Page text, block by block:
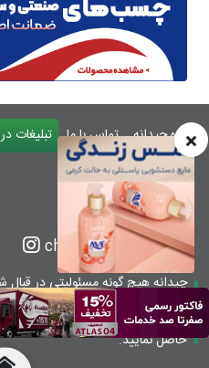
درباره چیدانه تماس با ما تبلیغات
ورود
chidaneh
چیدانه هیچ گونه مسئولیتی در
معرفی شده ندارد.
قبل از اقدام به خرید کالا یا خدمات
حاصل نمایید.